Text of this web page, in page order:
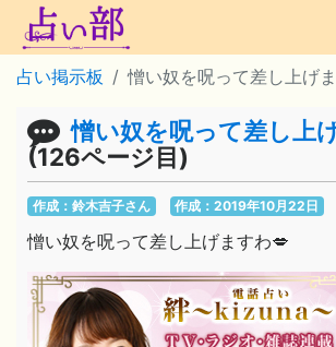
占い掲示板 憎い奴を呪って差し上げ
憎い奴を呪って差し上
(126ページ目)
作成：鈴木吉子さん 作成：2019年10月22日
憎い奴を呪って差し上げますわ💋